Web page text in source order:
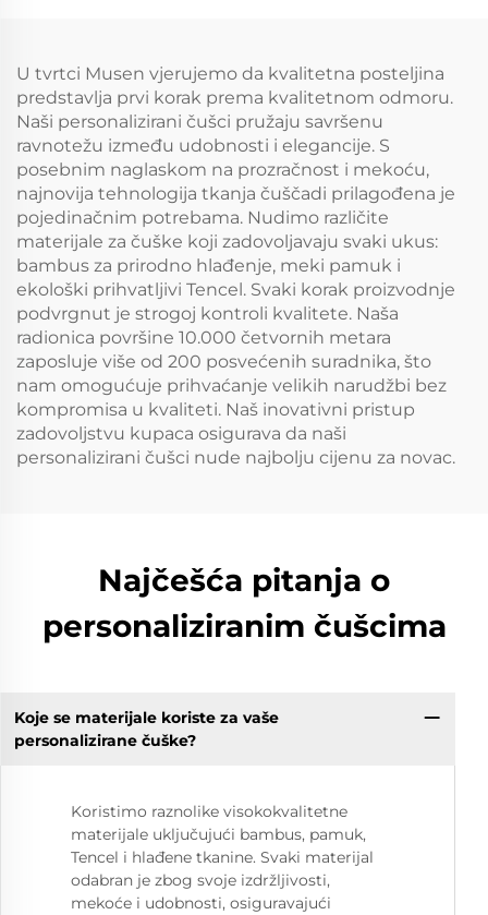
duboki džepovi 6"-18",
za spavaću sobu, hotel
(ugljeni sivi)
džepovi 6"-18" za
spavaću sobu, hotel
U tvrtci Musen vjerujemo da kvalitetna posteljina
predstavlja prvi korak prema kvalitetnom odmoru.
Naši personalizirani čušci pružaju savršenu
ravnotežu između udobnosti i elegancije. S
posebnim naglaskom na prozračnost i mekoću,
najnovija tehnologija tkanja čuščadi prilagođena je
pojedinačnim potrebama. Nudimo različite
materijale za čuške koji zadovoljavaju svaki ukus:
bambus za prirodno hlađenje, meki pamuk i
ekološki prihvatljivi Tencel. Svaki korak proizvodnje
podvrgnut je strogoj kontroli kvalitete. Naša
radionica površine 10.000 četvornih metara
zaposluje više od 200 posvećenih suradnika, što
nam omogućuje prihvaćanje velikih narudžbi bez
kompromisa u kvaliteti. Naš inovativni pristup
zadovoljstvu kupaca osigurava da naši
personalizirani čušci nude najbolju cijenu za novac.
Najčešća pitanja o
personaliziranim čušcima
Koje se materijale koriste za vaše
personalizirane čuške?
Koristimo raznolike visokokvalitetne
materijale uključujući bambus, pamuk,
Tencel i hlađene tkanine. Svaki materijal
odabran je zbog svoje izdržljivosti,
mekoće i udobnosti, osiguravajući